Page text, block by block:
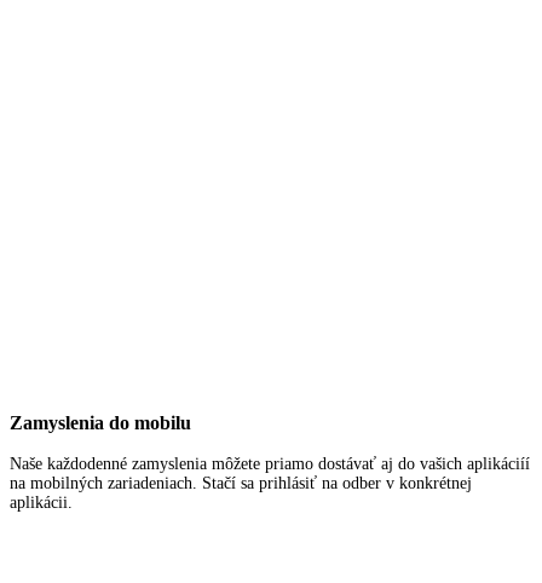
Zamyslenia do mobilu
Naše každodenné zamyslenia môžete priamo dostávať aj do vašich aplikáciíí
na mobilných zariadeniach. Stačí sa prihlásiť na odber v konkrétnej
aplikácii.